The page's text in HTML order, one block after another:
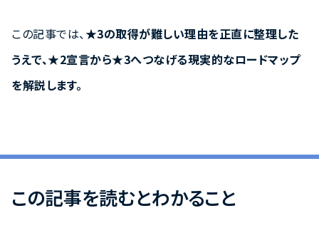
この記事では、★3の取得が難しい理由を正直に整理した
うえで、★2宣言から★3へつなげる現実的なロードマップ
を解説します。
この記事を読むとわかること